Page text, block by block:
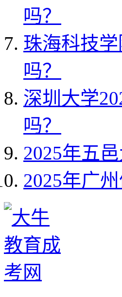
吗？
珠海科技
吗？
深圳大学
吗？
2025年五
2025年广